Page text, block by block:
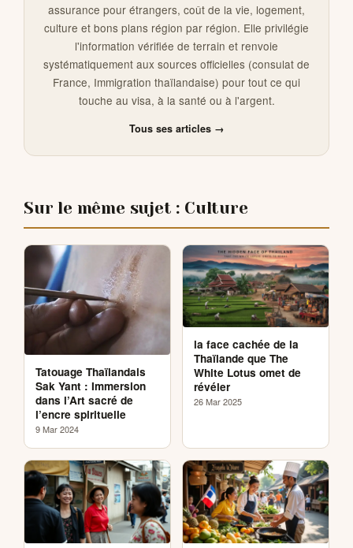
assurance pour étrangers, coût de la vie, logement,
culture et bons plans région par région. Elle privilégie
l'information vérifiée de terrain et renvoie
systématiquement aux sources officielles (consulat de
France, Immigration thaïlandaise) pour tout ce qui
touche au visa, à la santé ou à l'argent.
Tous ses articles →
Sur le même sujet : Culture
Tatouage Thaïlandais
Sak Yant : Immersion
dans l’Art sacré de
l’encre spirituelle
9 Mar 2024
la face cachée de la
Thaïlande que The
White Lotus omet de
révéler
26 Mar 2025